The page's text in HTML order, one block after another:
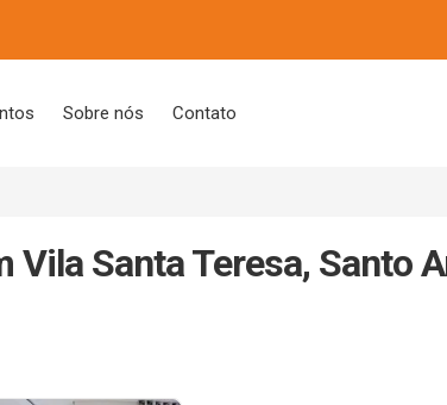
Sobre nós Contato
Vila Santa Teresa, Santo